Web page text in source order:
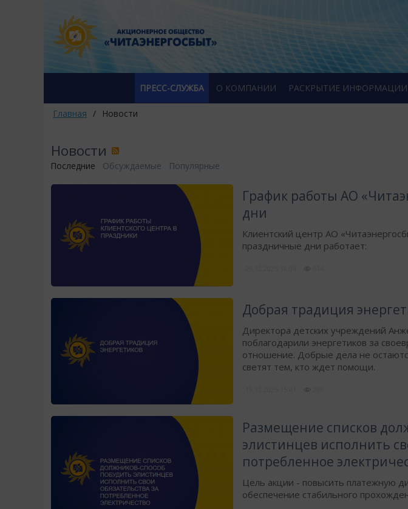
ПРЕСС-СЛУЖБА О КОМПАНИИ РАСКРЫТИЕ ИНФОРМАЦИИ
Главная / Новости
Новости
Последние Обсуждаемые Популярные
​График работы АО
дни
Клиентский центр АО
праздничные дни работает:
Добрая традиция
Директора детских учреждений
поблагодарили энергетиков за
отношение. Добрые дела не
светят тем, кто ждет помощи.
Размещение списков
элистинцев исполнить
потребленное
Цель акции - повысить платежную
обеспечение стабильного